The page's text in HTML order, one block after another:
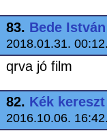
83. Bede István
2018.01.31.
qrva jó film
82. Kék kereszt
2016.10.06.